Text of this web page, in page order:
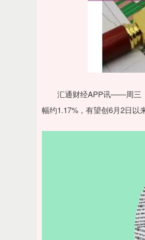
汇通财经APP讯——周三（
幅约1.17%，有望创6月2日以